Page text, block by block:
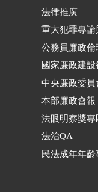
法律推廣
重大犯罪專論
公務員廉政倫
國家廉政建
中央廉政委員
本部廉政會報
法眼明察獎專
法治QA
民法成年年齡